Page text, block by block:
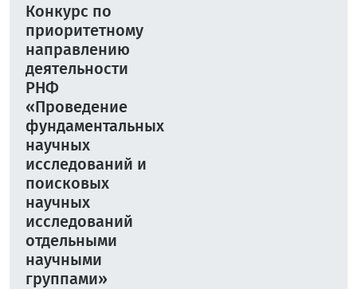
Конкурс по
приоритетному
направлению
деятельности
РНФ
«Проведение
фундаментальных
научных
исследований и
поисковых
научных
исследований
отдельными
научными
группами»